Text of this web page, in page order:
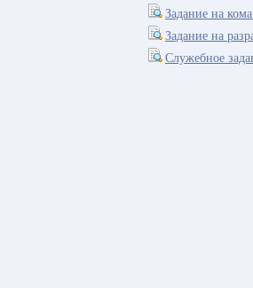
Задание на
Задание на
Служебное